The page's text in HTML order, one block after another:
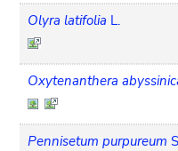
Olyra latifolia L.
Oxytenanthera
Pennisetum purpureum